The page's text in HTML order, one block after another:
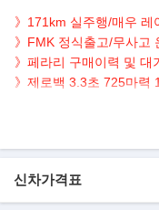
》171km 실주행/매우 레
》FMK 정식출고/무사고
》페라리 구매이력 및 대
》제로백 3.3초 725마력
- FMK 정식출고
- 깔끔하게 관리된 내/외관
신차가격표